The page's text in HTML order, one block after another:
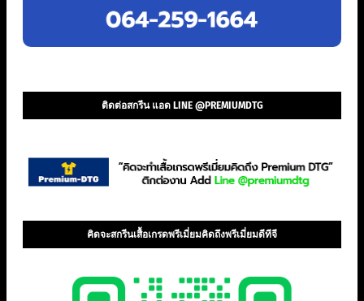
ติดต่อสกรีน แอด LINE @PREMIUMDTG
คิดจะสกรีนเสื้อเกรดพรีเมี่ยมคิดถึงพรีเมี่ยมดีทีจี